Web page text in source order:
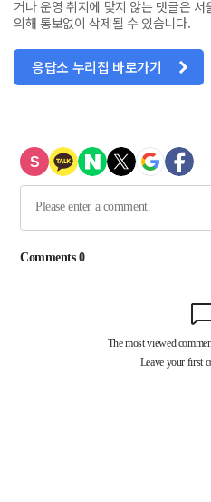
거나 운영 취지에 맞지 않는 댓글은
의해 통보없이 삭제될 수 있습니다.
응답소 누리집 바로가기